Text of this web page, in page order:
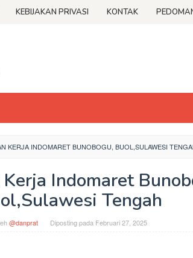
KEBIJAKAN PRIVASI KONTAK
KERJA INDOMARET BUNOBOGU, BUOL,SULAWESI
Indomaret
Tengah
@danprat Diposting pada Februari 27, 2025